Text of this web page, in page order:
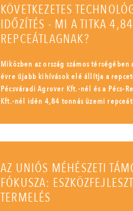
KÖVETKEZETES
IDŐZÍTÉS - MI A TITKA
REPCEÁTLAGNAK?
Miközben az ország számos térségében
évre újabb kihívások elé állítja a
Pécsváradi Agrover Kft.-nél és a Pécs-
Kft.-nél idén 4,84 tonnás üzemi
AZ UNIÓS MÉHÉSZETI
FÓKUSZA:
TERMELÉS